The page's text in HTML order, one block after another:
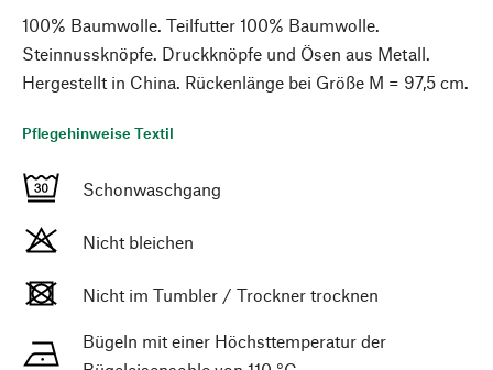
100% Baumwolle. Teilfutter 100% Baumwolle.
Steinnussknöpfe. Druckknöpfe und Ösen aus Metall.
Hergestellt in China. Rückenlänge bei Größe M = 97,5 cm.
Pflegehinweise Textil
Schonwaschgang
Nicht bleichen
Nicht im Tumbler / Trockner trocknen
Bügeln mit einer Höchsttemperatur der